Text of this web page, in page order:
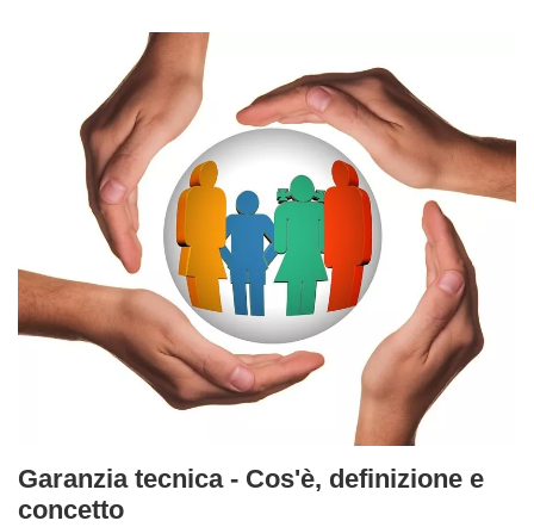
Garanzia tecnica - Cos'è, definizione e
concetto